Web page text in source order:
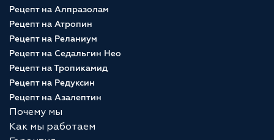
Рецепт на Алпразолам
Рецепт на Атропин
Рецепт на Реланиум
Рецепт на Седальгин Нео
Рецепт на Тропикамид
Рецепт на Редуксин
Рецепт на Азалептин
Почему мы
Как мы работаем